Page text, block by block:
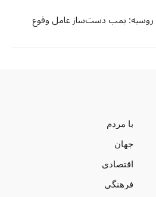
روسیه: بمب دست‌ساز عامل وقوع
با مردم
جهان
اقتصادی
فرهنگی